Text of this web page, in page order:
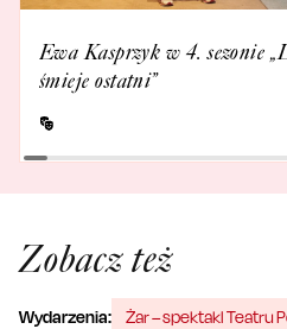
Ewa Kasprzyk w 4. sezonie
śmieje ostatni”
Zobacz też
Wydarzenia: Żar – spektakl Teatru